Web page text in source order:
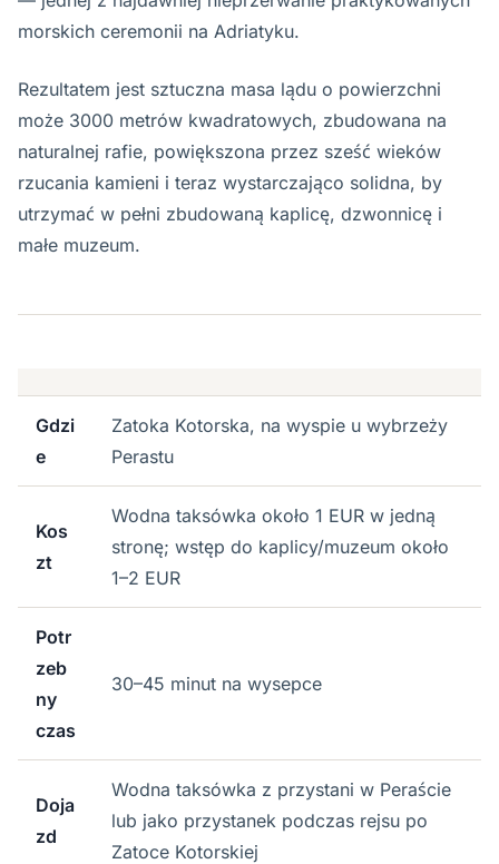
morskich ceremonii na Adriatyku.
Rezultatem jest sztuczna masa lądu o powierzchni
może 3000 metrów kwadratowych, zbudowana na
naturalnej rafie, powiększona przez sześć wieków
rzucania kamieni i teraz wystarczająco solidna, by
utrzymać w pełni zbudowaną kaplicę, dzwonnicę i
małe muzeum.
Gdzi
e
Zatoka Kotorska, na wyspie u wybrzeży
Perastu
Kos
zt
Wodna taksówka około 1 EUR w jedną
stronę; wstęp do kaplicy/muzeum około
1–2 EUR
Potr
zeb
ny
czas
30–45 minut na wysepce
Doja
zd
Wodna taksówka z przystani w Peraście
lub jako przystanek podczas rejsu po
Zatoce Kotorskiej